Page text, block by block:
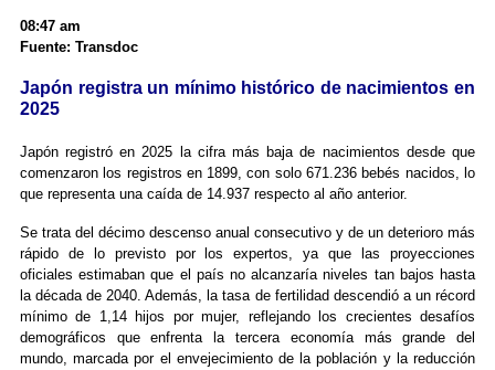
08:47 am
Fuente: Transdoc
Japón registra un mínimo histórico de nacimientos en
2025
Japón registró en 2025 la cifra más baja de nacimientos desde que
comenzaron los registros en 1899, con solo 671.236 bebés nacidos, lo
que representa una caída de 14.937 respecto al año anterior.
Se trata del décimo descenso anual consecutivo y de un deterioro más
rápido de lo previsto por los expertos, ya que las proyecciones
oficiales estimaban que el país no alcanzaría niveles tan bajos hasta
la década de 2040. Además, la tasa de fertilidad descendió a un récord
mínimo de 1,14 hijos por mujer, reflejando los crecientes desafíos
demográficos que enfrenta la tercera economía más grande del
mundo, marcada por el envejecimiento de la población y la reducción